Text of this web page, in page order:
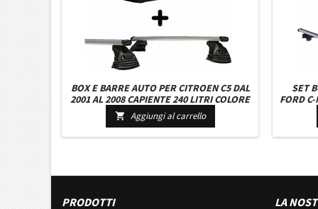
BOX E BARRE AUTO PER CITROEN C5 DAL
2001 AL 2008 CAPIENTE 240 LITRI COLORE
NERO CON SERRATURA BARRE 127 CM
C/KIT ATTACCHI NUOVO
 Aggiungi al carrello
SET
FORD
390
PRODOTTI LA